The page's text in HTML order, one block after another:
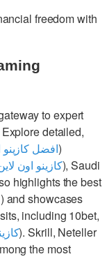
freedom with
to expert
detailed,
افضل كازينو)
كازينو اون), Saudi
highlights the best
) and showcases
including 10bet,
). Skrill, Neteller
the most